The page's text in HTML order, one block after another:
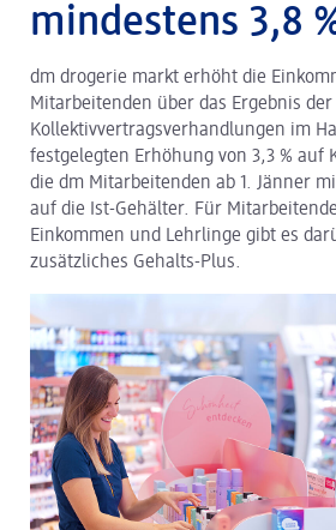
Verantwortung
Lehre bei dm
Arbeiten bei dm
dm Logistik
dm Online Shop
Über dm
Pressekontakt
ACTIVE BEAUTY
mindestens 3,8
dm drogerie markt erhöht die
Mitarbeitenden über das Ergebnis der
Kollektivvertragsverhandlungen im
festgelegten Erhöhung von 3,3 % auf
die dm Mitarbeitenden ab 1. Jänner
auf die Ist-Gehälter. Für
Einkommen und Lehrlinge gibt es
zusätzliches Gehalts-Plus.